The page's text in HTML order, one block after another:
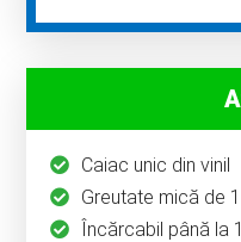
Caiac unic din vinil
Greutate mică de
Încărcabil până la